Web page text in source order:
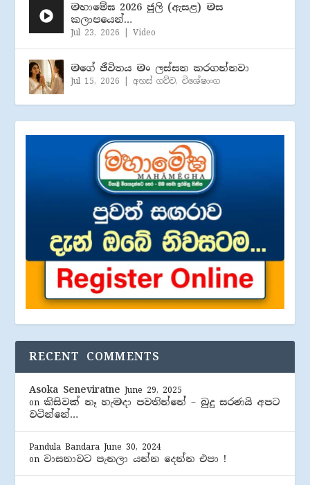
මහාමේඝ 2026 ජූලි (​ඇසළ) මස
කලාපයෙන්…
Jul 23, 2026 |Video
මගේ ජීවිතය මං ලස්සන කරගන්නවා
Jul 15, 2026 |අහස් ගව්ව,විශේෂාංග
RECENT COMMENTS
Asoka Seneviratne June 29, 2025
on කිසිවක් නෑ හැමදා පවතින්නේ – බුදු සරණයි අපට
වටින්නේ…
Pandula Bandara June 30, 2024
on වාසනාවට පැනලා යන්න දෙන්න එපා !